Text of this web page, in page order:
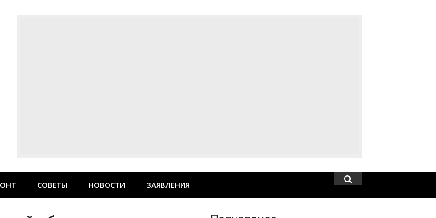
СОВЕТЫ НОВОСТИ ЗАЯВЛЕНИЯ